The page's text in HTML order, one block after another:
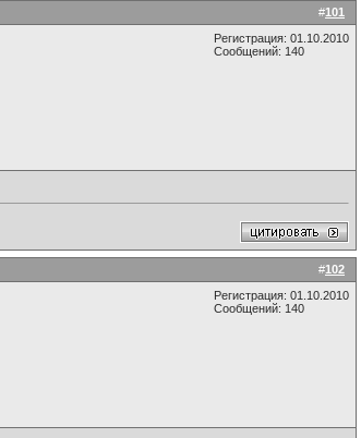
#101
Регистрация: 01.10.2010
Сообщений: 140
#102
Регистрация: 01.10.2010
Сообщений: 140